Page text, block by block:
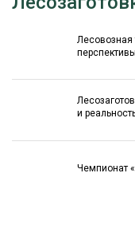
Лесовозная
и
Чемпионат